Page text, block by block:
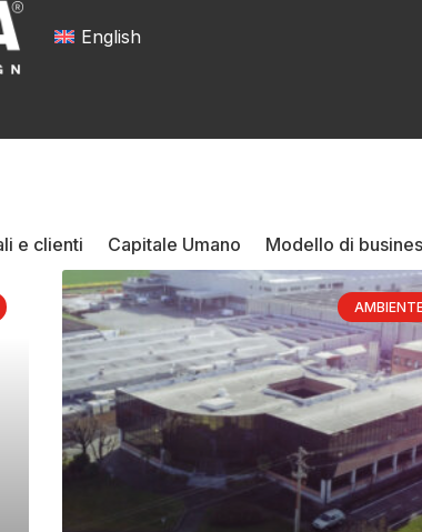
English
e clienti Capitale Umano Modello di